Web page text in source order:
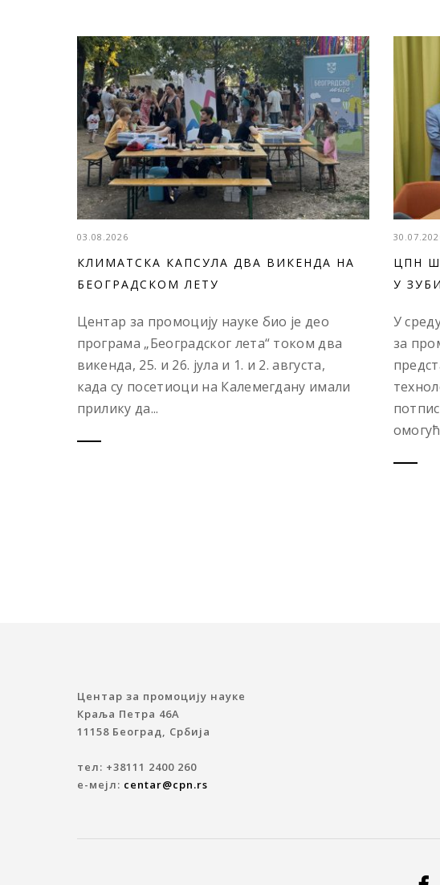
03.08.2026
КЛИМАТСКА КАПСУЛА ДВА ВИКЕНДА НА
БЕОГРАДСКОМ ЛЕТУ
Центар за промоцију науке био је део
програма „Београдског лета“ током два
викенда, 25. и 26. јула и 1. и 2. августа,
када су посетиоци на Калемегдану имали
прилику да...
ЦПН
У
У
за
Центар за промоцију науке
Краља Петра 46A
11158 Београд, Србија
тел: +38111 2400 260
е-мејл: centar@cpn.rs